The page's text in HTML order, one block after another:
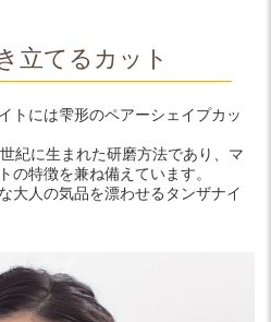
立てるカット
トには雫形のペアーシェイプカッ
紀に生まれた研磨方法であり、マ
の特徴を兼ね備えています。
大人の気品を漂わせるタンザナイ